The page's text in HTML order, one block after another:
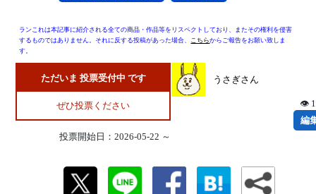
ランこれは本記事に紹介される全ての商品・作品等をリスペクトしており、またその権利を侵害
するものではありません。それに反する投稿があった場合、 こちらからご報告をお願い致しま
す。
ただいま 投票受付中 です
ぜひ投票ください
投票開始日：2026-05-22 ～
うさぎさん
👁
編